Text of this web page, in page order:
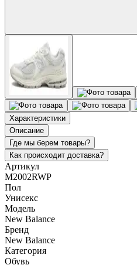
Характеристики
Описание
Где мы берем товары?
Как происходит доставка?
Артикул
M2002RWP
Пол
Унисекс
Модель
New Balance
Бренд
New Balance
Категория
Обувь